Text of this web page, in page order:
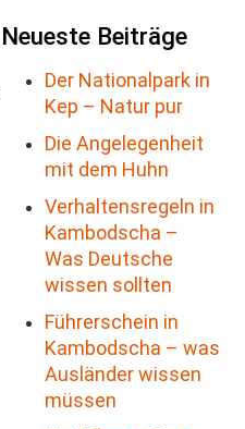
Neueste Beiträge
Der Nationalpark in
Kep – Natur pur
Die Angelegenheit
mit dem Huhn
Verhaltensregeln in
Kambodscha –
Was Deutsche
wissen sollten
Führerschein in
Kambodscha – was
Ausländer wissen
müssen